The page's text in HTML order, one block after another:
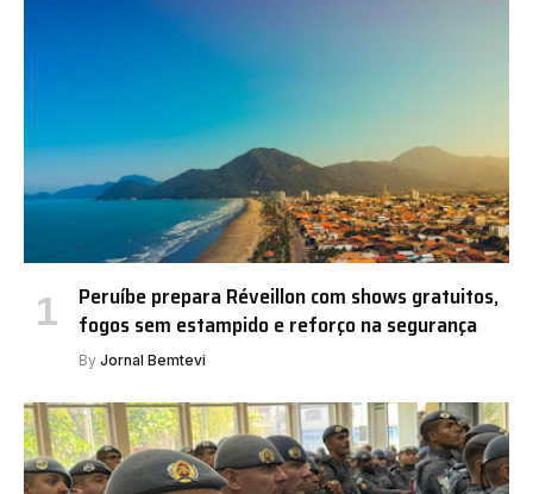
Peruíbe prepara Réveillon com shows gratuitos,
fogos sem estampido e reforço na segurança
By Jornal Bemtevi